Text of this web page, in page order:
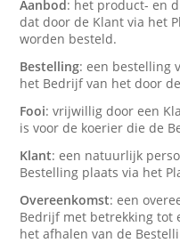
Aanbod: het product- en
dat door de Klant via het
worden besteld.
Bestelling: een bestelling
het Bedrijf van het door
Fooi: vrijwillig door een
is voor de koerier die de
Klant: een natuurlijk
Bestelling plaats via het
Overeenkomst: een
Bedrijf met betrekking tot
het afhalen van de